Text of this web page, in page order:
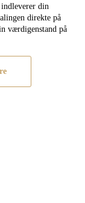
indleverer din
direkte på
værdigenstand på